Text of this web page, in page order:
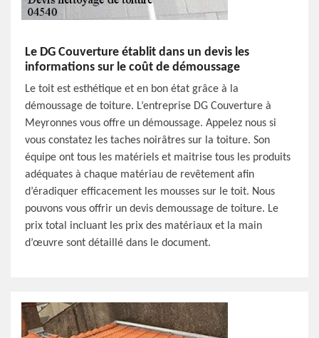
Le DG Couverture établit dans un devis les
informations sur le coût de démoussage
Le toit est esthétique et en bon état grâce à la
démoussage de toiture. L’entreprise DG Couverture à
Meyronnes vous offre un démoussage. Appelez nous si
vous constatez les taches noirâtres sur la toiture. Son
équipe ont tous les matériels et maitrise tous les produits
adéquates à chaque matériau de revêtement afin
d’éradiquer efficacement les mousses sur le toit. Nous
pouvons vous offrir un devis demoussage de toiture. Le
prix total incluant les prix des matériaux et la main
d’œuvre sont détaillé dans le document.